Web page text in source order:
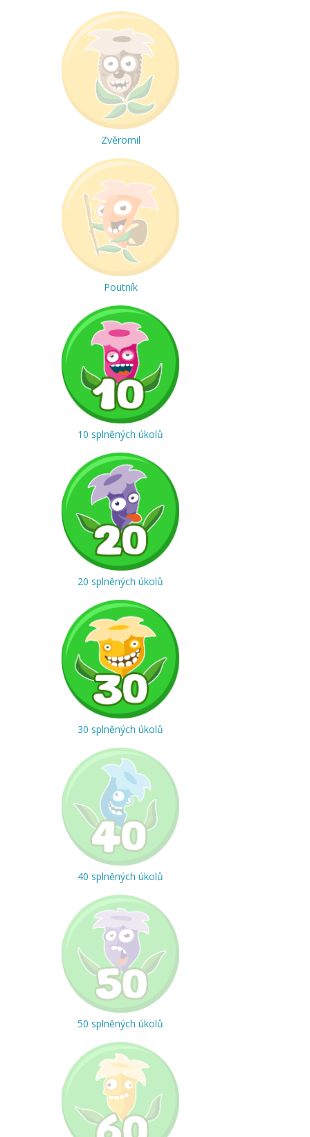
Zvěromil
Poutník
10 splněných úkolů
20 splněných úkolů
30 splněných úkolů
40 splněných úkolů
50 splněných úkolů